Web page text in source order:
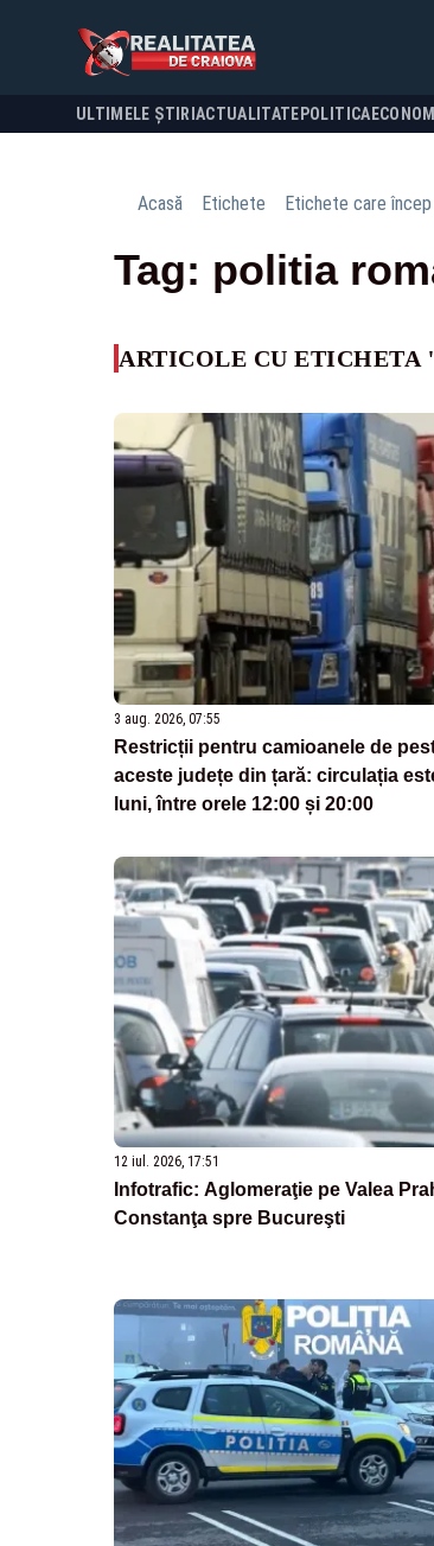
ULTIMELE ȘTIRI ACTUALITATE POLITICA
Acasă Etichete Etichete care
Tag: politia
ARTICOLE CU
3 aug. 2026, 07:55
Restricții pentru camioanele de
aceste județe din țară: circulația
luni, între orele 12:00 și 20:00
12 iul. 2026, 17:51
Infotrafic: Aglomeraţie pe Valea
Constanţa spre Bucureşti